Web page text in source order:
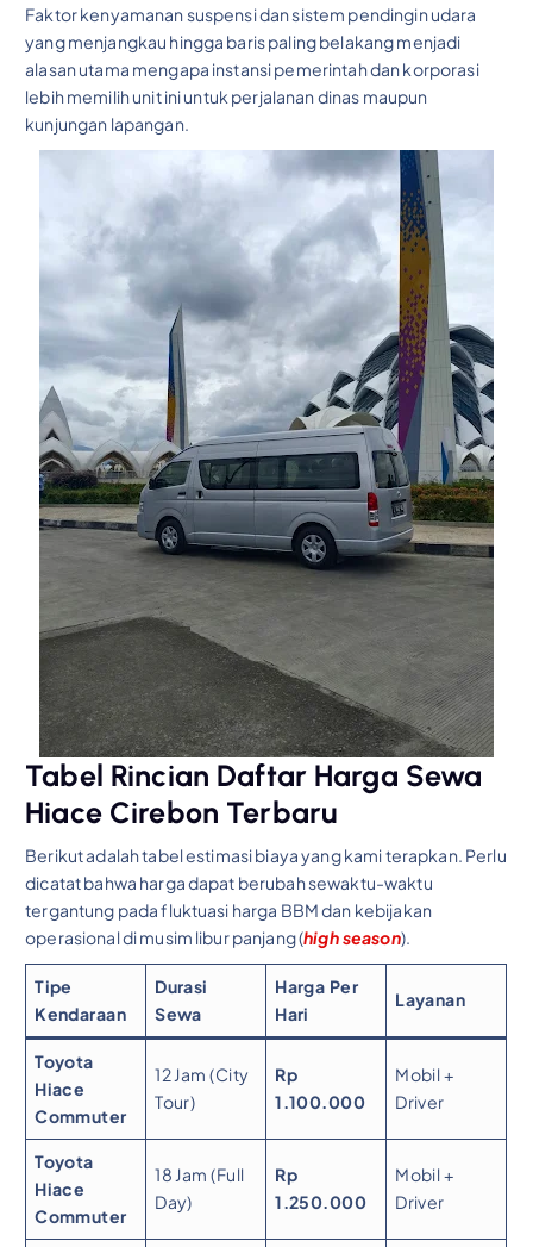
Faktor kenyamanan suspensi dan sistem pendingin udara
yang menjangkau hingga baris paling belakang menjadi
alasan utama mengapa instansi pemerintah dan korporasi
lebih memilih unit ini untuk perjalanan dinas maupun
kunjungan lapangan.
Tabel Rincian Daftar Harga Sewa
Hiace Cirebon Terbaru
Berikut adalah tabel estimasi biaya yang kami terapkan. Perlu
dicatat bahwa harga dapat berubah sewaktu-waktu
tergantung pada fluktuasi harga BBM dan kebijakan
operasional di musim libur panjang (high season).
Tipe
Kendaraan
Durasi
Sewa
Harga Per
Hari
Layanan
Toyota
Hiace
Commuter
12 Jam (City
Tour)
Rp
1.100.000
Mobil +
Driver
Toyota
Hiace
Commuter
18 Jam (Full
Day)
Rp
1.250.000
Mobil +
Driver